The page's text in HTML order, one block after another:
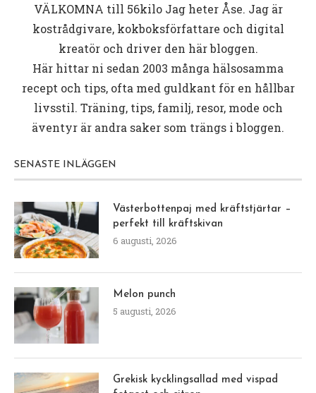
VÄLKOMNA till 56kiloJag heter Åse. Jag är
kostrådgivare, kokboksförfattare och digital
kreatör och driver den här bloggen.
Här hittar ni sedan 2003 många hälsosamma
recept och tips, ofta med guldkant för en hållbar
livsstil. Träning, tips, familj, resor, mode och
äventyr är andra saker som trängs i bloggen.
SENASTE INLÄGGEN
Västerbottenpaj med kräftstjärtar –
perfekt till kräftskivan
6 augusti, 2026
Melon punch
5 augusti, 2026
Grekisk kycklingsallad med vispad